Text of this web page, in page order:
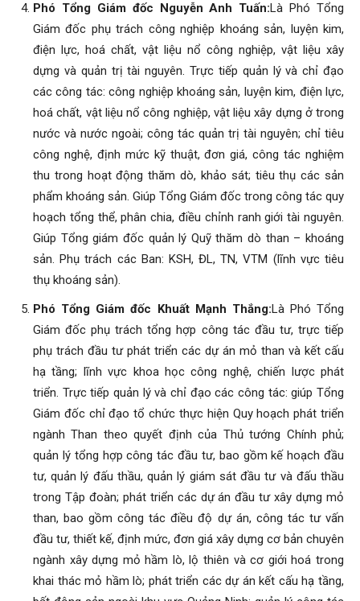
Phó Tổng Giám đốc Nguyễn Anh Tuấn:Là Phó Tổng
Giám đốc phụ trách công nghiệp khoáng sản, luyện kim,
điện lực, hoá chất, vật liệu nổ công nghiệp, vật liệu xây
dựng và quản trị tài nguyên. Trực tiếp quản lý và chỉ đạo
các công tác: công nghiệp khoáng sản, luyện kim, điện lực,
hoá chất, vật liệu nổ công nghiệp, vật liệu xây dựng ở trong
nước và nước ngoài; công tác quản trị tài nguyên; chỉ tiêu
công nghệ, định mức kỹ thuật, đơn giá, công tác nghiệm
thu trong hoạt động thăm dò, khảo sát; tiêu thụ các sản
phẩm khoáng sản. Giúp Tổng Giám đốc trong công tác quy
hoạch tổng thể, phân chia, điều chỉnh ranh giới tài nguyên.
Giúp Tổng giám đốc quản lý Quỹ thăm dò than – khoáng
sản. Phụ trách các Ban: KSH, ĐL, TN, VTM (lĩnh vực tiêu
thụ khoáng sản).
Phó Tổng Giám đốc Khuất Mạnh Thắng:Là Phó Tổng
Giám đốc phụ trách tổng hợp công tác đầu tư, trực tiếp
phụ trách đầu tư phát triển các dự án mỏ than và kết cấu
hạ tầng; lĩnh vực khoa học công nghệ, chiến lược phát
triển. Trực tiếp quản lý và chỉ đạo các công tác: giúp Tổng
Giám đốc chỉ đạo tổ chức thực hiện Quy hoạch phát triển
ngành Than theo quyết định của Thủ tướng Chính phủ;
quản lý tổng hợp công tác đầu tư, bao gồm kế hoạch đầu
tư, quản lý đấu thầu, quản lý giám sát đầu tư và đấu thầu
trong Tập đoàn; phát triển các dự án đầu tư xây dựng mỏ
than, bao gồm công tác điều độ dự án, công tác tư vấn
đầu tư, thiết kế, định mức, đơn giá xây dựng cơ bản chuyên
ngành xây dựng mỏ hầm lò, lộ thiên và cơ giới hoá trong
khai thác mỏ hầm lò; phát triển các dự án kết cấu hạ tầng,